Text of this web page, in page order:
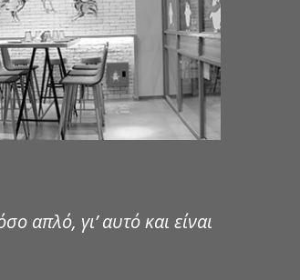
απλό, γι’ αυτό και είναι